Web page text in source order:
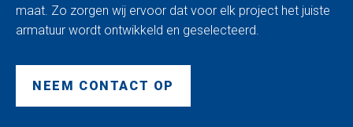
maat. Zo zorgen wij ervoor dat voor elk project het juiste
armatuur wordt ontwikkeld en geselecteerd.
NEEM CONTACT OP